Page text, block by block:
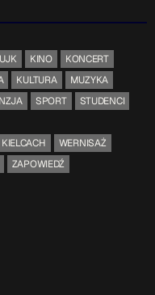
KINO
KONCERT
KULTURA
MUZYKA
SPORT
STUDENCI
WERNISAŻ
ZAPOWIEDŹ